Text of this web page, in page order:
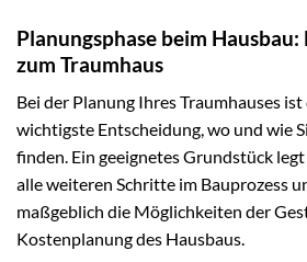
Planungsphase beim
zum Traumhaus
Bei der Planung Ihres Traumhauses
wichtigste Entscheidung, wo und wie
finden. Ein geeignetes Grundstück
alle weiteren Schritte im Bauprozess
maßgeblich die Möglichkeiten der
Kostenplanung des Hausbaus.